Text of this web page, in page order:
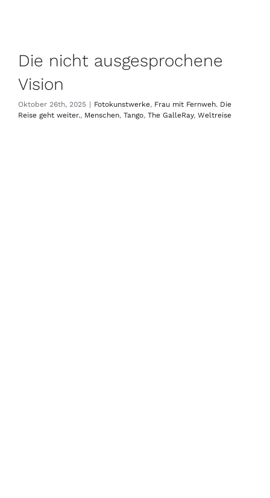
Die nicht ausgesprochene
Vision
Oktober 26th, 2025 | Fotokunstwerke, Frau mit Fernweh. Die
Reise geht weiter., Menschen, Tango, The GalleRay, Weltreise